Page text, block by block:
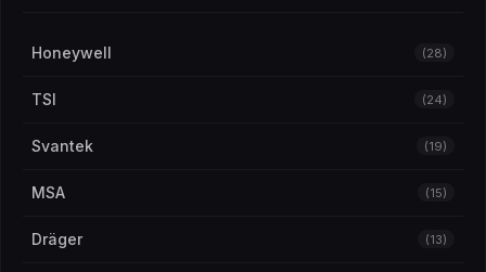
Honeywell (28)
TSI (24)
Svantek (19)
MSA (15)
Dräger (13)